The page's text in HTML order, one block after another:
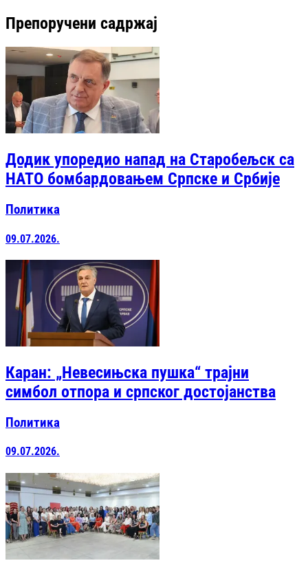
Препоручени садржај
Додик упоредио напад на Старобељск са
НАТО бомбардовањем Српске и Србије
Политика
09.07.2026.
Каран: „Невесињска пушка“ трајни
симбол отпора и српског достојанства
Политика
09.07.2026.